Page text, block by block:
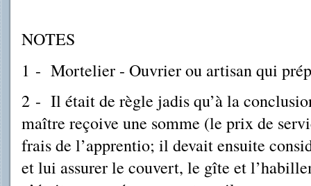
NOTES
1 - Mortelier - Ouvrier ou artisan qui
2- Il était de règle jadis qu’à la
maître reçoive une somme (le prix de
frais de l’apprentio; il devait ensuite
et lui assurer le couvert, le gîte et